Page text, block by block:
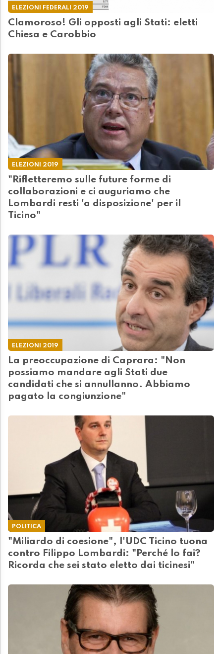
ELEZIONI FEDERALI 2019
Clamoroso! Gli opposti agli Stati: eletti
Chiesa e Carobbio
ELEZIONI 2019
"Rifletteremo sulle future forme di
collaborazioni e ci auguriamo che
Lombardi resti 'a disposizione' per il
Ticino"
ELEZIONI 2019
La preoccupazione di Caprara: "Non
possiamo mandare agli Stati due
candidati che si annullanno. Abbiamo
pagato la congiunzione"
POLITICA
"Miliardo di coesione", l'UDC Ticino tuona
contro Filippo Lombardi: "Perché lo fai?
Ricorda che sei stato eletto dai ticinesi"